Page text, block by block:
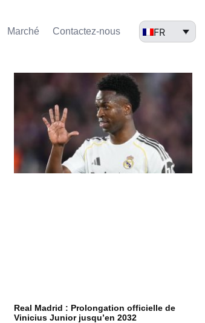
Marché​ Contactez-nous FR
Real Madrid : Prolongation officielle de
Vinicius Junior jusqu’en 2032